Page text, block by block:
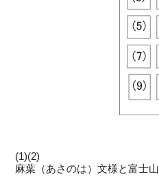
(1)(2)
麻葉（あさのは）文様と富士山